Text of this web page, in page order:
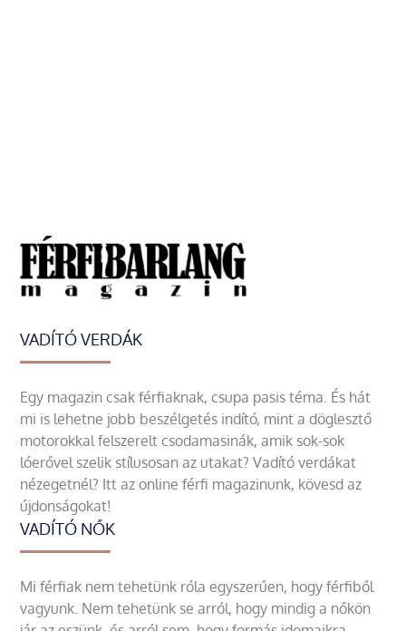
VADÍTÓ VERDÁK
Egy magazin csak férfiaknak, csupa pasis téma. És hát
mi is lehetne jobb beszélgetés indító, mint a döglesztő
motorokkal felszerelt csodamasinák, amik sok-sok
lóerővel szelik stílusosan az utakat? Vadító verdákat
nézegetnél? Itt az online férfi magazinunk, kövesd az
újdonságokat!
VADÍTÓ NŐK
Mi férfiak nem tehetünk róla egyszerűen, hogy férfiből
vagyunk. Nem tehetünk se arról, hogy mindig a nőkön